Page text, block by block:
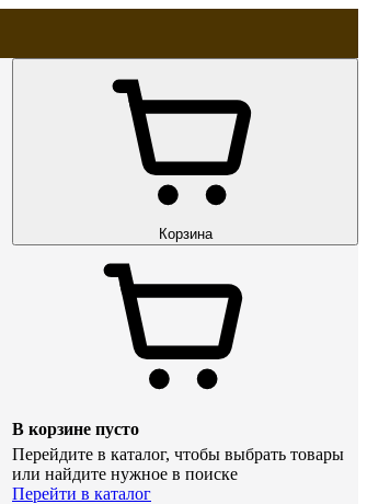
ДОСТАВКА
Корзина
В корзине пусто
Перейдите в каталог, чтобы выбрать товары
или найдите нужное в поиске
Перейти в каталог